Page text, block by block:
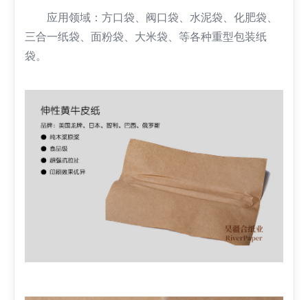
应用领域：方口袋、阀口袋、水泥袋、化肥袋、
三合一纸袋、面粉袋、大米袋、等各种重型包装纸
袋。